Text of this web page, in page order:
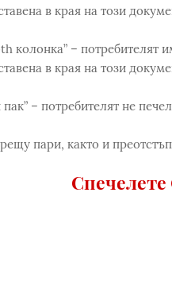
в края на този
колонка” – потребителят
в края на този
– потребителят не
пари, както и